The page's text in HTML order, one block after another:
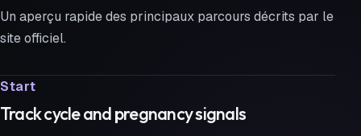
Un aperçu rapide des principaux parcours décrits par le
site officiel.
Start
Track cycle and pregnancy signals